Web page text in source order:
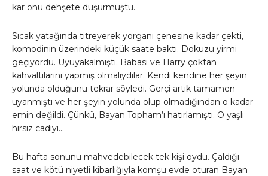
kar onu dehşete düşürmüştü.
Sıcak yatağında titreyerek yorganı çenesine kadar çekti,
komodinin üzerindeki küçük saate baktı. Dokuzu yirmi
geçiyordu. Uyuyakalmıştı. Babası ve Harry çoktan
kahvaltılarını yapmış olmalıydılar. Kendi kendine her şeyin
yolunda olduğunu tekrar söyledi. Gerçi artık tamamen
uyanmıştı ve her şeyin yolunda olup olmadığından o kadar
emin değildi. Çünkü, Bayan Topham’ı hatırlamıştı. O yaşlı
hırsız cadıyı…
Bu hafta sonunu mahvedebilecek tek kişi oydu. Çaldığı
saat ve kötü niyetli kibarlığıyla komşu evde oturan Bayan